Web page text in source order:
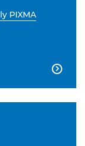
PIXMA
